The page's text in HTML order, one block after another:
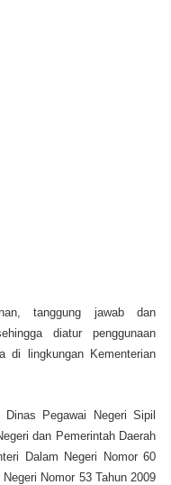
tanggung jawab dan
diatur penggunaan
di lingkungan Kementerian
Pegawai Negeri Sipil
dan Pemerintah Daerah
Dalam Negeri Nomor 60
Nomor 53 Tahun 2009